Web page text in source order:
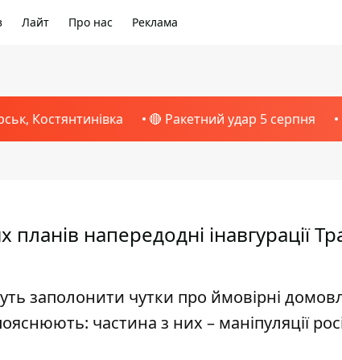
Лайт Про нас Реклама
Костянтинівка 🔴 Ракетний удар 5 серпня
напередодні інавгурації
заполонити чутки про ймовірні
частина з них – маніпуляції